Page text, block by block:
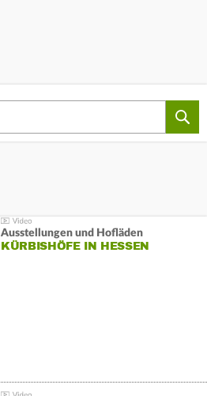
Ausstellungen und Hofläden
KÜRBISHÖFE IN HESSEN